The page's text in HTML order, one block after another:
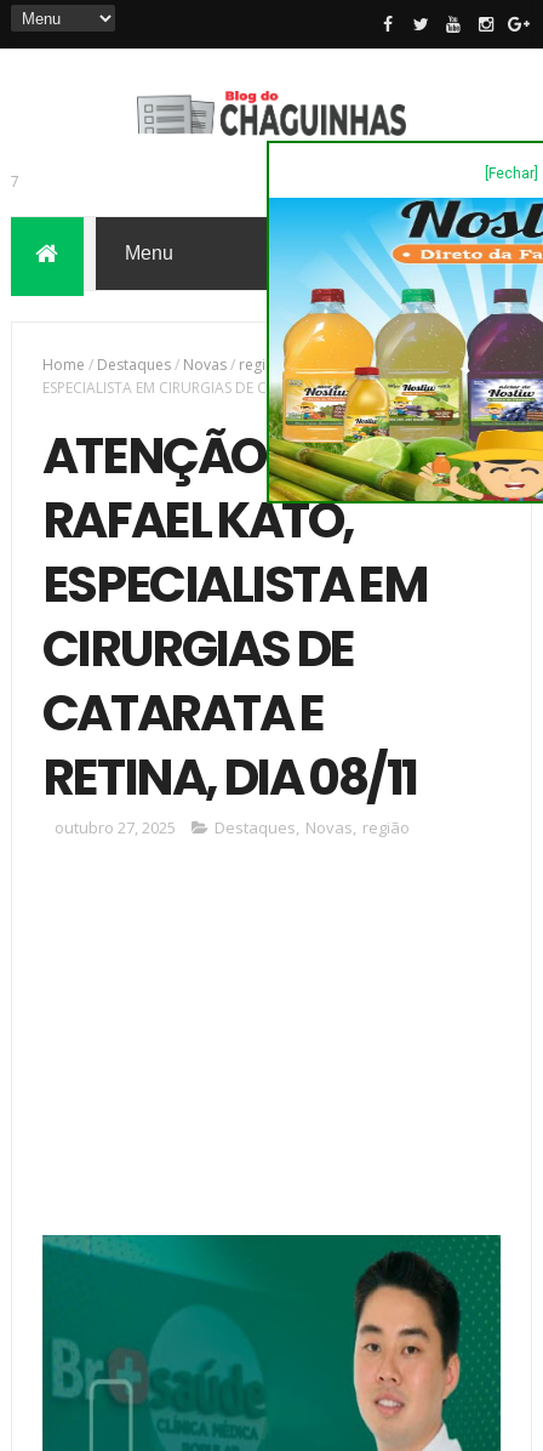
7
Home / Destaques/ Novas/ região /ATENÇÃO - DR RAFAEL KATO,
ESPECIALISTA EM CIRURGIAS DE CATARATA E RETINA, DIA 08/11
ATENÇÃO - DR
RAFAEL KATO,
ESPECIALISTA EM
CIRURGIAS DE
CATARATA E
RETINA, DIA 08/11
outubro 27, 2025 Destaques, Novas, região